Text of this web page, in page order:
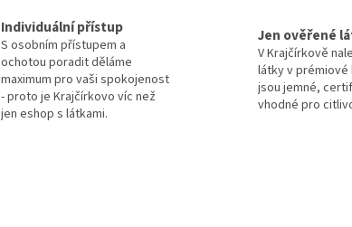
Individuální přístup
S osobním přístupem a
ochotou poradit děláme
maximum pro vaši spokojenost
- proto je Krajčírkovo víc než
jen eshop s látkami.
Jen ověřené
V Krajčírkově
látky v
jsou jemné,
vhodné pro